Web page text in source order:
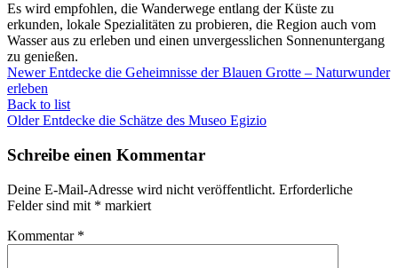
Es wird empfohlen, die Wanderwege entlang der Küste zu
erkunden, lokale Spezialitäten zu probieren, die Region auch vom
Wasser aus zu erleben und einen unvergesslichen Sonnenuntergang
zu genießen.
Newer Entdecke die Geheimnisse der Blauen Grotte – Naturwunder
erleben
Back to list
Older Entdecke die Schätze des Museo Egizio
Schreibe einen Kommentar
Deine E-Mail-Adresse wird nicht veröffentlicht. Erforderliche
Felder sind mit * markiert
Kommentar *